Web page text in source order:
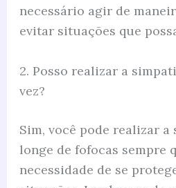
necessário agir de
evitar situações que
2. Posso realizar a
vez?
Sim, você pode realizar
longe de fofocas sempre
necessidade de se